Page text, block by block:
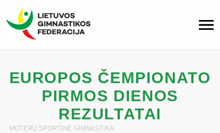
EUROPOS ČEMPIONATO
PIRMOS DIENOS
REZULTATAI
MOTERŲ SPORTINĖ GIMNASTIKA